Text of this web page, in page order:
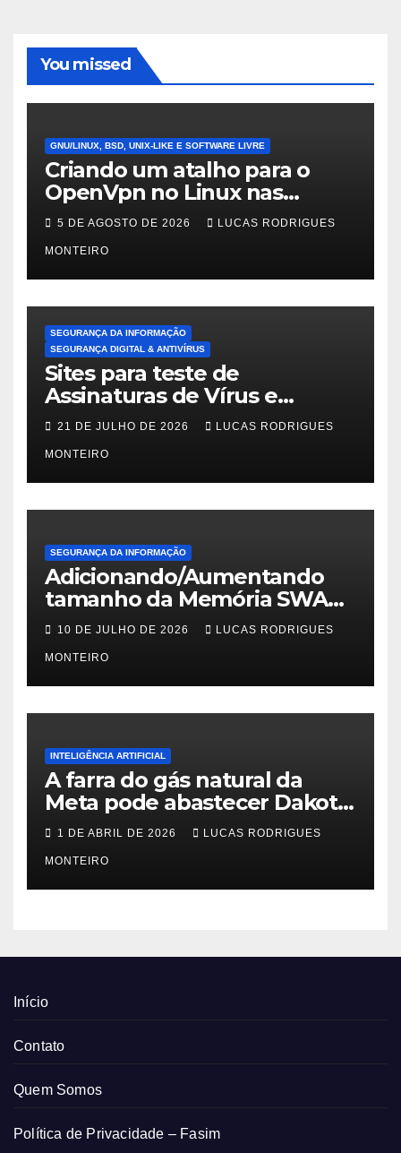
You missed
GNU/LINUX, BSD, UNIX-LIKE E SOFTWARE LIVRE
Criando um atalho para o
OpenVpn no Linux nas
distros Debian, ubuntu e
Mint Linux
5 DE AGOSTO DE 2026 LUCAS RODRIGUES
MONTEIRO
SEGURANÇA DA INFORMAÇÃO
SEGURANÇA DIGITAL & ANTIVÍRUS
Sites para teste de
Assinaturas de Vírus e
Malwares
21 DE JULHO DE 2026 LUCAS RODRIGUES
MONTEIRO
SEGURANÇA DA INFORMAÇÃO
Adicionando/Aumentando
tamanho da Memória SWAP
no PfSense 2.8
10 DE JULHO DE 2026 LUCAS RODRIGUES
MONTEIRO
INTELIGÊNCIA ARTIFICIAL
A farra do gás natural da
Meta pode abastecer Dakota
do Sul
1 DE ABRIL DE 2026 LUCAS RODRIGUES
MONTEIRO
Início
Contato
Quem Somos
Política de Privacidade – Fasim